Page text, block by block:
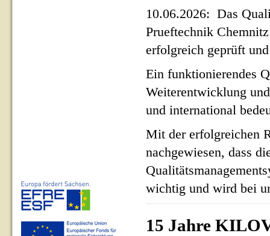
10.06.2026: Das
Prueftechnik
erfolgreich geprüft
Ein funktionierendes
Weiterentwicklung
und international
Mit der erfolgreichen
nachgewiesen, dass
wichtig und wird bei
15 Jahre